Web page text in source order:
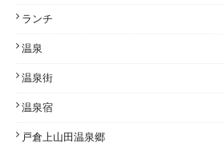
ランチ
温泉
温泉街
温泉宿
戸倉上山田温泉郷